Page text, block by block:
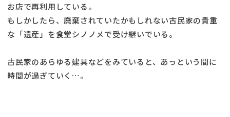
お店で再利用している。
もしかしたら、廃棄されていたかもしれない古民家の貴重
な「遺産」を食堂シノノメで受け継いでいる。
古民家のあらゆる建具などをみていると、あっという間に
時間が過ぎていく…。